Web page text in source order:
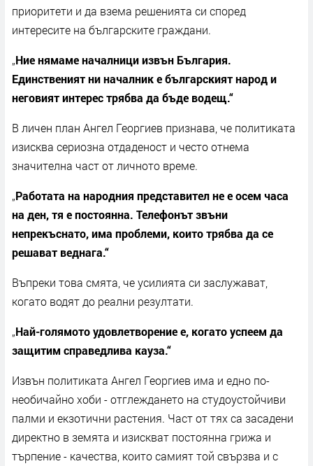
приоритети и да взема решенията си според
интересите на българските граждани.
„Ние нямаме началници извън България.
Единственият ни началник е българският народ и
неговият интерес трябва да бъде водещ.“
В личен план Ангел Георгиев признава, че политиката
изисква сериозна отдаденост и често отнема
значителна част от личното време.
„Работата на народния представител не е осем часа
на ден, тя е постоянна. Телефонът звъни
непрекъснато, има проблеми, които трябва да се
решават веднага.“
Въпреки това смята, че усилията си заслужават,
когато водят до реални резултати.
„Най-голямото удовлетворение е, когато успеем да
защитим справедлива кауза.“
Извън политиката Ангел Георгиев има и едно по-
необичайно хоби - отглеждането на студоустойчиви
палми и екзотични растения. Част от тях са засадени
директно в земята и изискват постоянна грижа и
търпение - качества, които самият той свързва и с